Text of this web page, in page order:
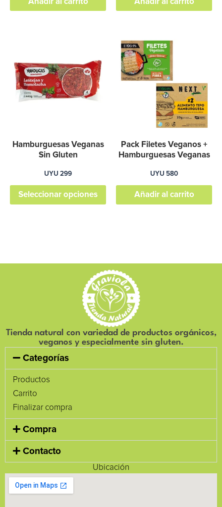
Hamburguesas Veganas
Sin Gluten
UYU 299
Seleccionar opciones
Este
producto
tiene
múltiples
pueden
Pack Filetes Veganos +
Hamburguesas Veganas
UYU 580
Añadir al carrito
Tienda natural con variedad de productos orgánicos,
veganos y especialmente sin gluten.
Categorías
Productos
Carrito
Finalizar compra
Compra
Contacto
Ubicación